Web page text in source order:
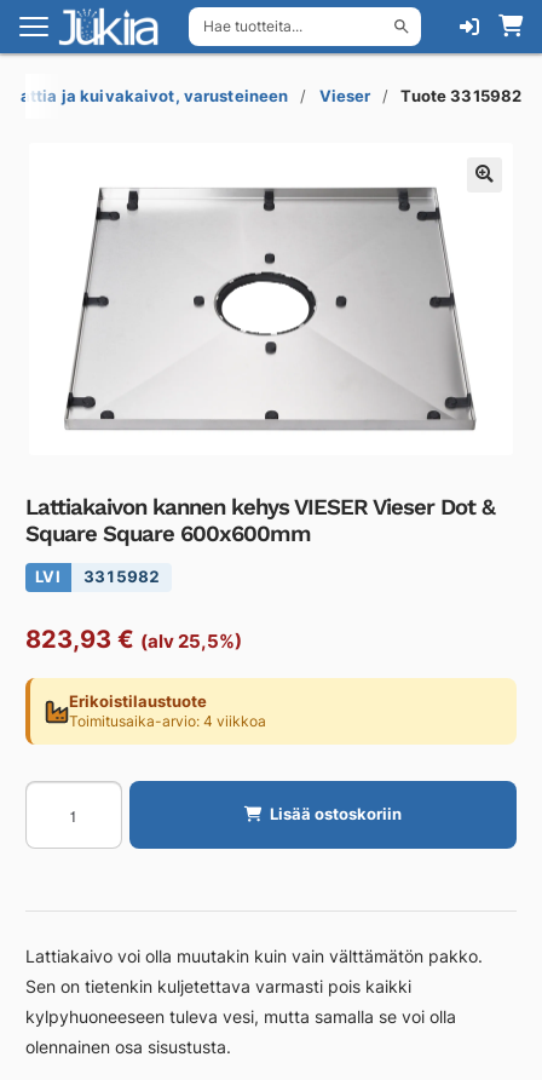
Hae tuotteita...
Siirry
navigointiin
Siirry
sisältöön
Lattia ja kuivakaivot, varusteineen Vieser Tuote 3315982
Lattiakaivon kannen kehys VIESER Vieser Dot &
Square Square 600x600mm
LVI 3315982
823,93 € (alv 25,5%)
Erikoistilaustuote
Toimitusaika-arvio: 4 viikkoa
Lattiakaivon
kannen
kehys
&
Square
Square
600x600mm
Lisää ostoskoriin
Lattiakaivo voi olla muutakin kuin vain välttämätön pakko.
Sen on tietenkin kuljetettava varmasti pois kaikki
kylpyhuoneeseen tuleva vesi, mutta samalla se voi olla
olennainen osa sisustusta.